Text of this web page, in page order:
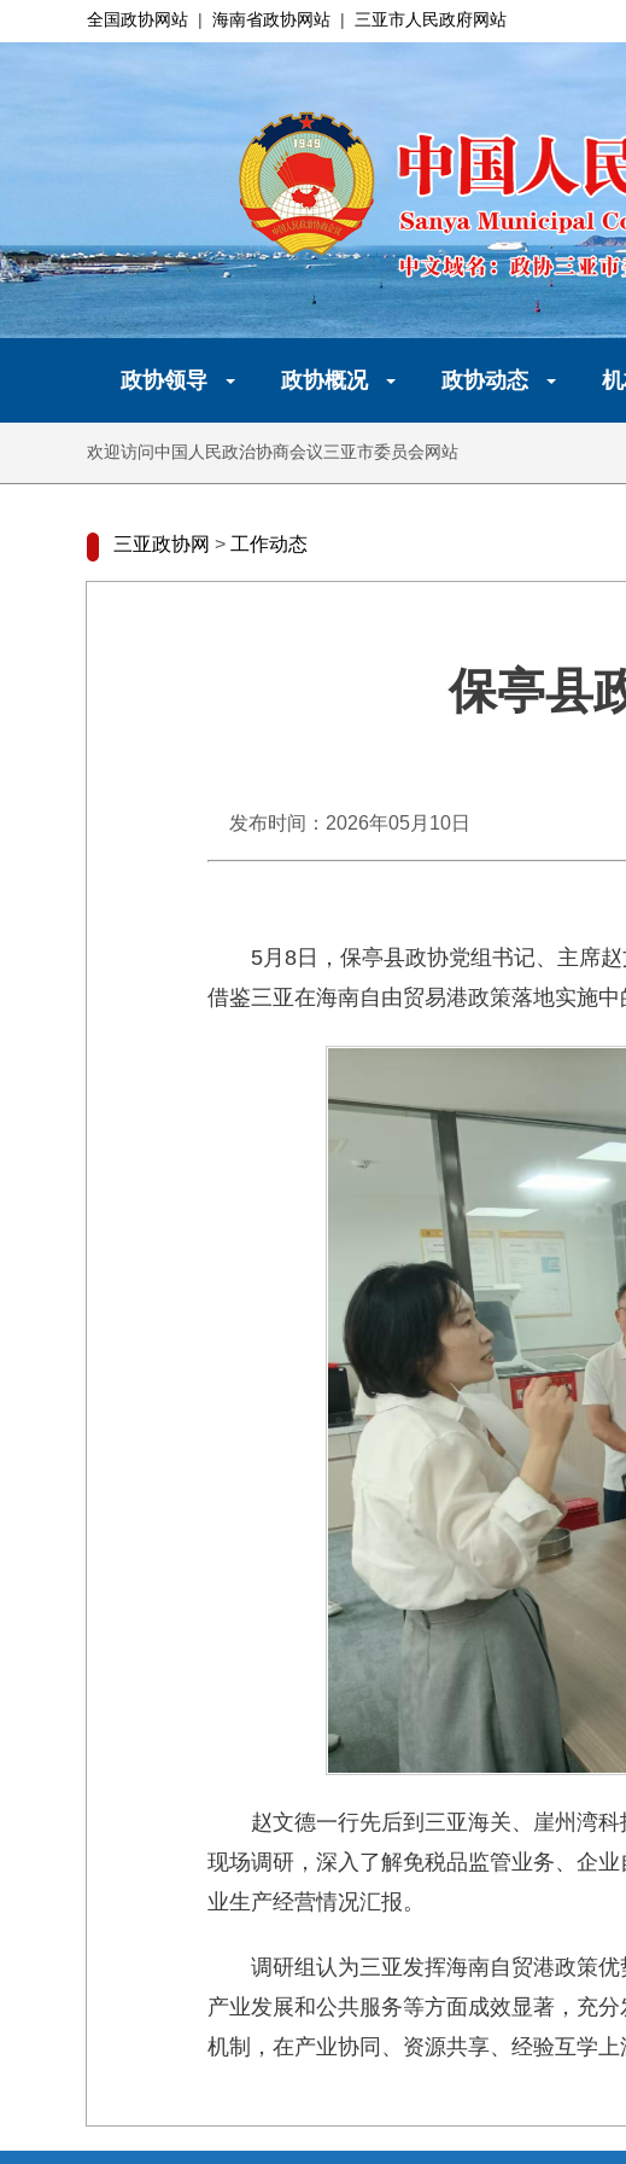
全国政协网站 | 海南省政协网站 | 三亚市人民政府网站
政协领导 政协概况 政协动态
欢迎访问中国人民政治协商会议三亚市委员会网站
三亚政协网 > 工作动态
保亭县
发布时间：2026年05月10日
5月8日，保亭县政协党组书记、主席
借鉴三亚在海南自由贸易港政策落地实施
赵文德一行先后到三亚海关、崖州湾
现场调研，深入了解免税品监管业务、企
业生产经营情况汇报。
调研组认为三亚发挥海南自贸港政策
产业发展和公共服务等方面成效显著，充
机制，在产业协同、资源共享、经验互学